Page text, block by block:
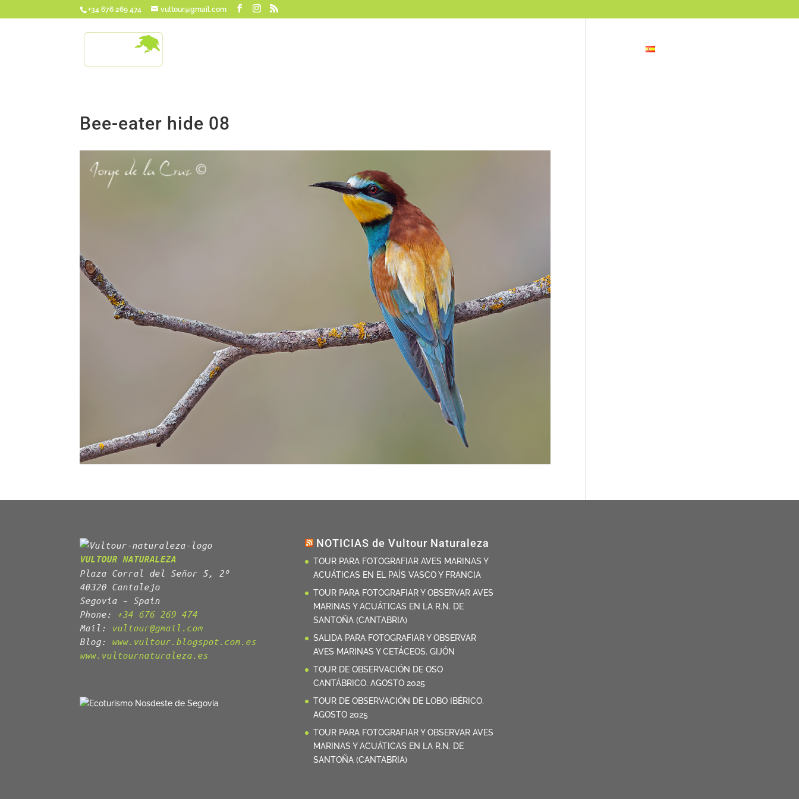
+34 676 269 474 vultour@gmail.com
Bee-eater hide 08
VULTOUR NATURALEZA
Plaza Corral del Señor 5, 2º
40320 Cantalejo
Segovia – Spain
Phone: +34 676 269 474
Mail: vultour@gmail.com
Blog: www.vultour.blogspot.com.es
www.vultournaturaleza.es
NOTICIAS de Vultour Naturaleza
TOUR PARA FOTOGRAFIAR AVES MARINAS Y
ACUÁTICAS EN EL PAÍS VASCO Y FRANCIA
TOUR PARA FOTOGRAFIAR Y OBSERVAR AVES
MARINAS Y ACUÁTICAS EN LA R.N. DE
SANTOÑA (CANTABRIA)
SALIDA PARA FOTOGRAFIAR Y OBSERVAR
AVES MARINAS Y CETÁCEOS. GIJÓN
TOUR DE OBSERVACIÓN DE OSO
CANTÁBRICO. AGOSTO 2025
TOUR DE OBSERVACIÓN DE LOBO IBÉRICO.
AGOSTO 2025
TOUR PARA FOTOGRAFIAR Y OBSERVAR AVES
MARINAS Y ACUÁTICAS EN LA R.N. DE
SANTOÑA (CANTABRIA)